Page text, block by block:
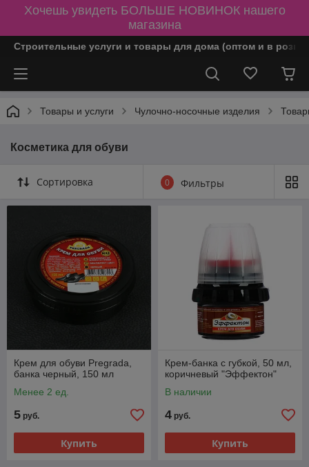
Хочешь увидеть БОЛЬШЕ НОВИНОК нашего
магазина
Строительные услуги и товары для дома (оптом и в
Товары и услуги Чулочно-носочные изделия
Косметика для обуви
Сортировка 0 Фильтры
Крем для обуви Pregrada,
банка черный, 150 мл
Менее 2 ед.
5 руб.
Купить
Крем-банка с губкой, 50 мл,
коричневый "Эффектон"
В наличии
4 руб.
Купить